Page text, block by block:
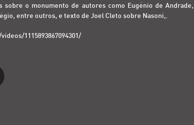
o monumento de autores como Eugénio de Andrade,
entre outros, e texto de Joel Cleto sobre Nasoni,.
1115893867094301/